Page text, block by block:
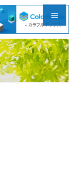


メニュ

サイド